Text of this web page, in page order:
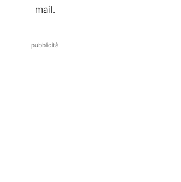
mail.
pubblicità